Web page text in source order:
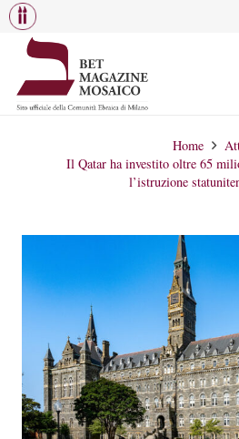
Home
Il Qatar ha investito oltre 65
l’istruzione